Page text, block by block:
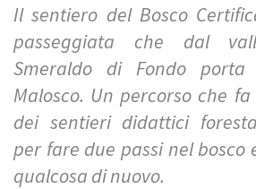
Il sentiero del Bosco
passeggiata che dal
Smeraldo di Fondo
Malosco. Un percorso che
dei sentieri didattici
per fare due passi nel bosco
qualcosa di nuovo.